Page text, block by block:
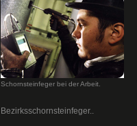
Schornsteinfeger bei der Arbeit.
Bezirksschornsteinfeger..